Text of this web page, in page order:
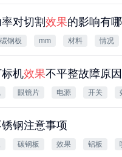
对切割效果的影响有
碳钢板 mm 材料 情况
机效果不平整故障原
眼镜片 电源 开关
钢注意事项
碳钢板 效果 铝板